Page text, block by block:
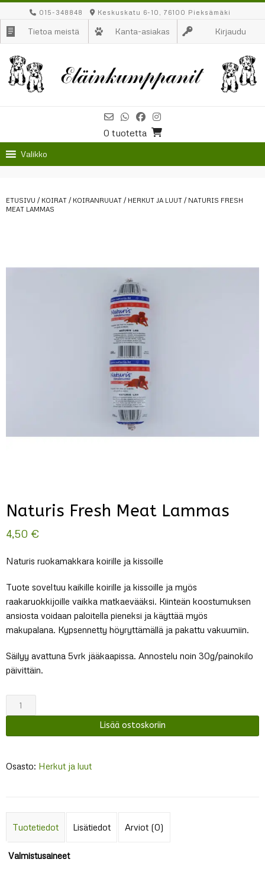
to
content
015-348848 Keskuskatu 6-10, 76100 Pieksämäki
Tietoa meistä Kanta-asiakas Kirjaudu
0 tuotetta
Valikko
ETUSIVU / KOIRAT / KOIRANRUUAT / HERKUT JA LUUT / NATURIS FRESH
MEAT LAMMAS
Naturis Fresh Meat Lammas
4,50 €
Naturis ruokamakkara koirille ja kissoille
Tuote soveltuu kaikille koirille ja kissoille ja myös
raakaruokkijoille vaikka matkaevääksi. Kiinteän koostumuksen
ansiosta voidaan paloitella pieneksi ja käyttää myös
makupalana. Kypsennetty höyryttämällä ja pakattu vakuumiin.
Säilyy avattuna 5vrk jääkaapissa. Annostelu noin 30g/painokilo
päivittäin.
Naturis
Fresh
Lisää ostoskoriin
Osasto: Herkut ja luut
Tuotetiedot Lisätiedot Arviot (0)
Valmistusaineet